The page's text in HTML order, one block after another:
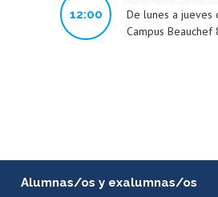
12:00
De lunes a
Campus Beauchef
Alumnas/os y exalumnas/os